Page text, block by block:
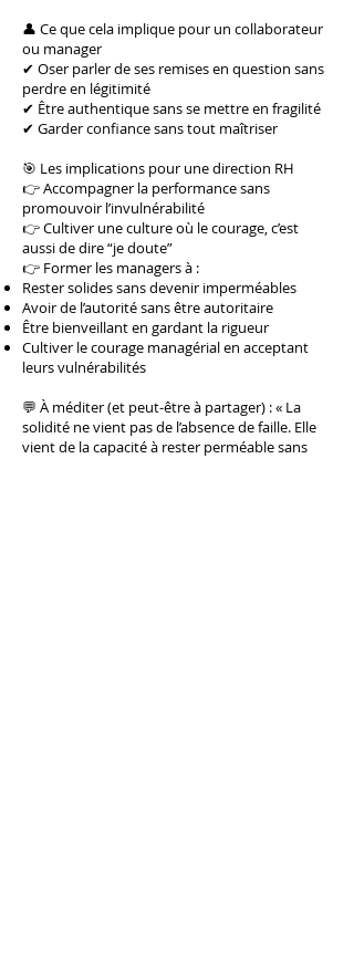
👤 Ce que cela implique pour un collaborateur
ou manager
✔ Oser parler de ses remises en question sans
perdre en légitimité
✔ Être authentique sans se mettre en fragilité
✔ Garder confiance sans tout maîtriser
🎯 Les implications pour une direction RH
👉 Accompagner la performance sans
promouvoir l’invulnérabilité
👉 Cultiver une culture où le courage, c’est
aussi de dire “je doute”
👉 Former les managers à :
Rester solides sans devenir imperméables
Avoir de l’autorité sans être autoritaire
Être bienveillant en gardant la rigueur
Cultiver le courage managérial en acceptant
leurs vulnérabilités
💬 À méditer (et peut-être à partager) : « La
solidité ne vient pas de l’absence de faille. Elle
vient de la capacité à rester perméable sans